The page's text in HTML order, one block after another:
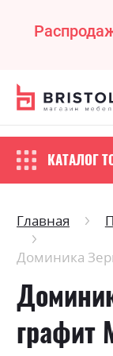
КАТАЛОГ
Главная
Доминика
графит